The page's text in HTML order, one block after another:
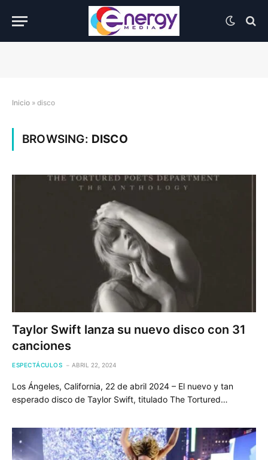
Inicio » disco
BROWSING: DISCO
Taylor Swift lanza su nuevo disco con 31
canciones
ESPECTÁCULOS ABRIL 22, 2024
Los Ángeles, California, 22 de abril 2024 – El nuevo y tan
esperado disco de Taylor Swift, titulado The Tortured…